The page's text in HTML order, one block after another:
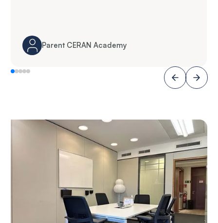
Parent CERAN Academy